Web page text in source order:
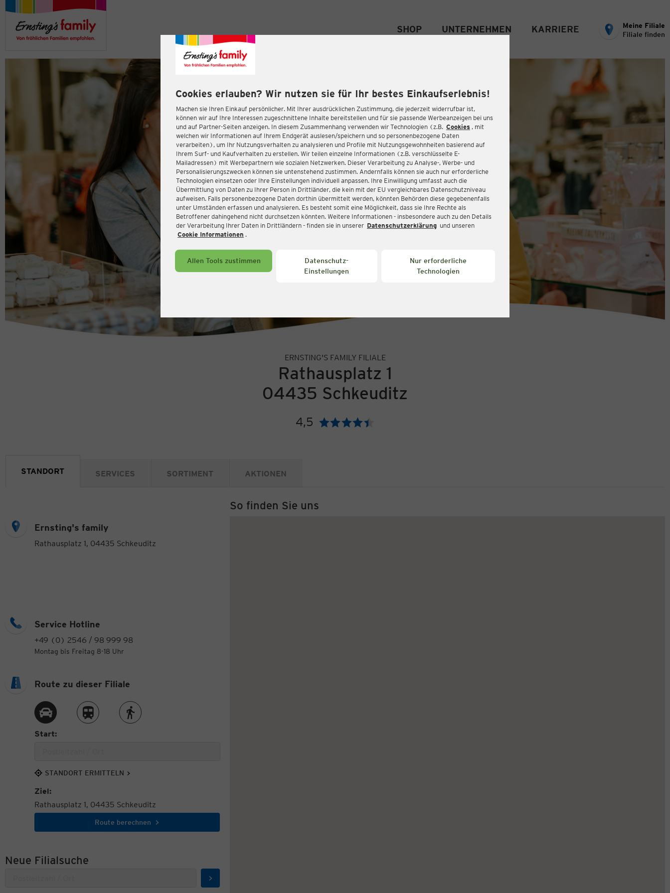
Cookies erlauben? Wir nutzen sie für Ihr bestes Einkaufserlebnis!
Machen sie Ihren Einkauf persönlicher. Mit Ihrer ausdrücklichen Zustimmung, die jederzeit widerrufbar ist,
können wir auf Ihre Interessen zugeschnittene Inhalte bereitstellen und für sie passende Werbeanzeigen bei uns
und auf Partner-Seiten anzeigen. In diesem Zusammenhang verwenden wir Technologien (z.B. Cookies , mit
welchen wir Informationen auf Ihrem Endgerät auslesen/speichern und so personenbezogene Daten
verarbeiten), um Ihr Nutzungsverhalten zu analysieren und Profile mit Nutzungsgewohnheiten basierend auf
Ihrem Surf- und Kaufverhalten zu erstellen. Wir teilen einzelne Informationen (z.B. verschlüsselte E-
Mailadressen) mit Werbepartnern wie sozialen Netzwerken. Dieser Verarbeitung zu Analyse-, Werbe- und
Personalisierungszwecken können sie untenstehend zustimmen. Andernfalls können sie auch nur erforderliche
Technologien einsetzen oder Ihre Einstellungen individuell anpassen. Ihre Einwilligung umfasst auch die
Übermittlung von Daten zu Ihrer Person in Drittländer, die kein mit der EU vergleichbares Datenschutzniveau
aufweisen. Falls personenbezogene Daten dorthin übermittelt werden, könnten Behörden diese gegebenenfalls
unter Umständen erfassen und analysieren. Es besteht somit eine Möglichkeit, dass sie Ihre Rechte als
Betroffener dahingehend nicht durchsetzen könnten. Weitere Informationen - insbesondere auch zu den Details
der Verarbeitung Ihrer Daten in Drittländern - finden sie in unserer Datenschutzerklärung und unseren
Cookie Informationen .
Allen Tools zustimmen
Datenschutz-
Einstellungen
Nur erforderliche
Technologien
SHOP UNTERNEHMEN KARRIERE
Meine Filiale
Filiale finden
ERNSTING'S FAMILY FILIALE
Rathausplatz 1
04435 Schkeuditz
4,5 Bewertung:
STANDORT SERVICES SORTIMENT AKTIONEN
Ernsting's family
Rathausplatz 1, 04435 Schkeuditz
Service Hotline
+49 (0) 2546 / 98 999 98
Montag bis Freitag 8-18 Uhr
So finden Sie uns
Route zu dieser Filiale
Route per AutoRoute per ZugRoute zu Fuß
Start:
STANDORT ERMITTELN
Ziel:
Rathausplatz 1, 04435 Schkeuditz
Route berechnen
Neue Filialsuche
Suchen